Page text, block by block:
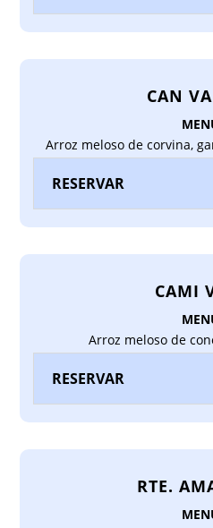
CAN
Arroz meloso de corvina,
RESERVAR
CAMI
Arroz meloso de
RESERVAR
RTE.